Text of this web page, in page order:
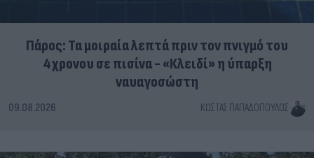
Πάρος: Τα μοιραία λεπτά πριν τον πνιγμό του
4χρονου σε πισίνα - «Κλειδί» η ύπαρξη
ναυαγοσώστη
09.08.2026 ΚΏΣΤΑΣ ΠΑΠΑΔΌΠΟΥΛΟΣ